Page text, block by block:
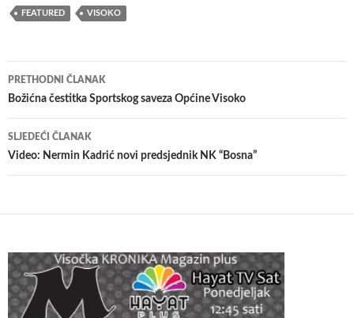
FEATURED VISOKO
Navigacija
članaka
PRETHODNI ČLANAK
Božićna čestitka Sportskog saveza Općine Visoko
SLJEDEĆI ČLANAK
Video: Nermin Kadrić novi predsjednik NK “Bosna”